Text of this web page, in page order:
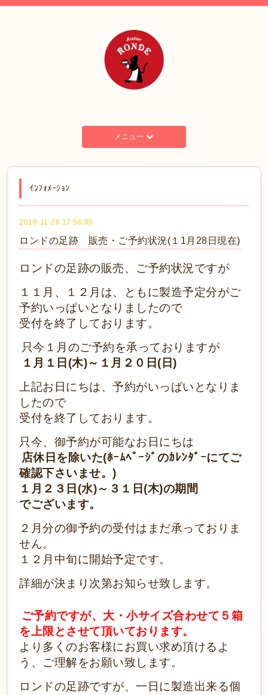
メニュー
ｲﾝﾌｫﾒｰｼｮﾝ
2018-11-28 17:56:00
ロンドの足跡 販売・ご予約状況(１1月28日現在)
ロ ンドの足跡の販売、ご予約状況ですが
１１月、１２月は、ともに製造予定分がご
予約いっぱいとなりましたので
受付を終了しております。
只今 １ 月のご予約を承っておりますが
１月１日(木)～１月２０日(日)
上記お日にちは、予約がいっぱいとなりま
したので
受付を終了しております。
只今、御予約が可能なお日にちは
店休日を除いた(ﾎｰﾑﾍﾟｰｼﾞのｶﾚﾝﾀﾞｰにてご
確認下さいませ。)
１月２３日(水)～３１日(木)の期間
でございます。
２月分の御予約の受付はまだ承っておりま
せん。
１２月中旬に開始予定です。
詳細が決まり次第お知らせ致します。
ご予約ですが、大・小サイズ合わせて５箱
を上限とさせて頂いております。
より多くのお客様にお買い求め頂けるよ
う、ご理解をお願い致します。
ロンドの足跡ですが、一日に製造出来る個